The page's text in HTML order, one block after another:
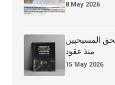
8 May 2026
المسيحيين
منذ عقود
15 May 2026